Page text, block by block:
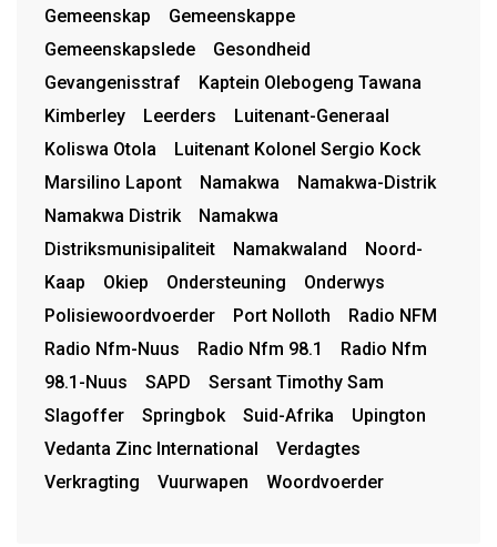
Gemeenskap
Gemeenskappe
Gemeenskapslede
Gesondheid
Gevangenisstraf
Kaptein Olebogeng Tawana
Kimberley
Leerders
Luitenant-Generaal
Koliswa Otola
Luitenant Kolonel Sergio Kock
Marsilino Lapont
Namakwa
Namakwa-Distrik
Namakwa Distrik
Namakwa
Distriksmunisipaliteit
Namakwaland
Noord-
Kaap
Okiep Ondersteuning
Onderwys
Polisiewoordvoerder
Port Nolloth
Radio NFM
Radio Nfm-Nuus
Radio Nfm 98.1
Radio Nfm
98.1-Nuus
SAPD
Sersant Timothy Sam
Slagoffer
Springbok Suid-Afrika
Upington
Vedanta Zinc International
Verdagtes
Verkragting
Vuurwapen Woordvoerder